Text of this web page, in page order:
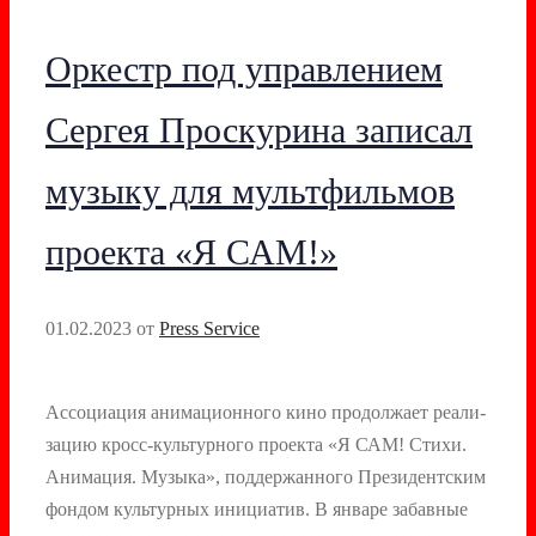
Оркестр под управлением
Сергея Проскурина записал
музыку для мультфильмов
проекта «Я САМ!»
01.02.2023 от Press Service
Ас­со­ци­ация ани­маци­он­но­го ки­но про­дол­жа­ет ре­али­
зацию кросс-куль­тур­но­го про­ек­та «Я САМ! Сти­хи.
Ани­мация. Му­зыка», под­держан­но­го Пре­зидент­ским
фон­дом куль­тур­ных ини­ци­атив. В ян­ва­ре за­бав­ные